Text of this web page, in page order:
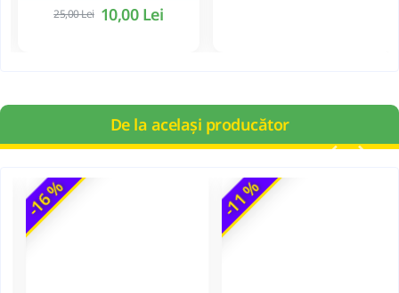
10,00 Lei
25,00 Lei
De la același producător
-16 %
A venit iarna! - Albert Asensio -11 %